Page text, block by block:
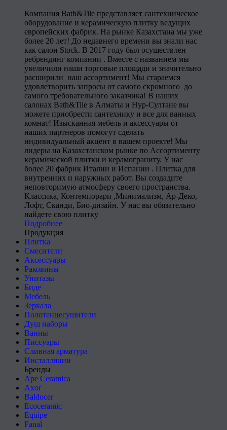
Компания Bath&Tile представляет сантехническое
оборудование и керамическую плитку ведущих
европейских фабрик. На рынке Казахстана мы уже
более 20 лет! До недавнего времени вы знали нас
как салон Stock. В 2017 году был осуществлен
ребрендинг компании . Вместе с названием мы
увеличили наши торговые площади и значительно
расширили наш ассортимент! Мы стараемся
удовлетворить запросы от самого скромного до
самого требовательного заказчика! В наших
салонах Bath&Tile в Алматы и Нур-Султане вы
можете приобрести сантехнику и все для ванных
комнат! Изысканная мебель и аксессуары от
наших партнеров помогут сделать
индивидуальный акцент в вашем проекте! Мы
лидеры на Казахстанском рынке по Ассортименту
керамической плитки и керамограниту. У нас
более 20 фабрик Италии и Испании . Плитка для
внутренних и наружных работ. Вы создадите
неповторимую атмосферу своего пространства.
Классика, Контемпорари ,Минимализм, Ар-Деко,
Лофт, Сканди, Био-дизайн. У нас вы обязательно
найдете свою плитку
Подробнее
Продукция
Плитка
Смесители
Аксессуары
Раковины
Унитазы
Биде
Мебель
Зеркала
Полотенцесушители
Душ наборы
Ванны
Писсуары
Сливная арматура
Инсталляции
Бренды
Ape Ceramica
Axor
Baldocer
Ecoceramic
Equipe
Fanal